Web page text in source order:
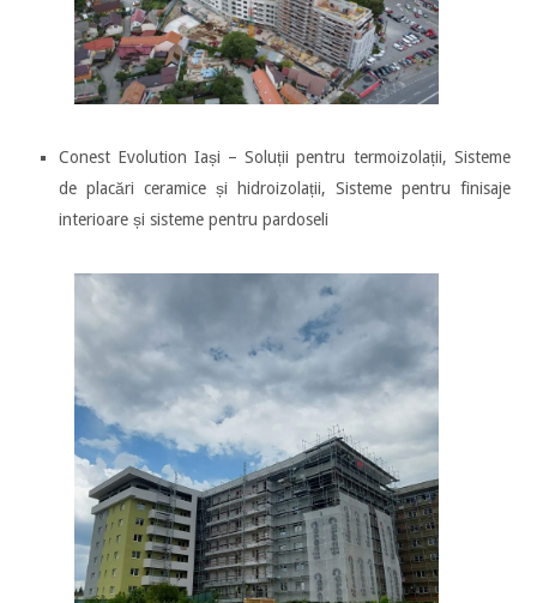
Conest Evolution Iași – Soluții pentru termoizolații, Sisteme
de placări ceramice și hidroizolații, Sisteme pentru finisaje
interioare și sisteme pentru pardoseli